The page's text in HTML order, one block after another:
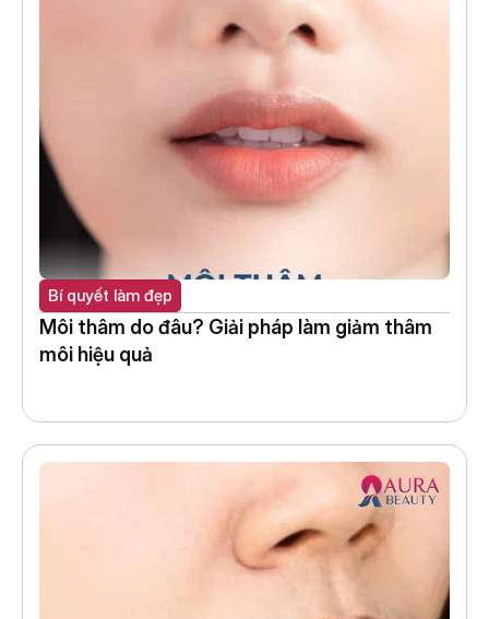
Bí quyết làm đẹp
Môi thâm do đâu? Giải pháp làm giảm thâm
môi hiệu quả